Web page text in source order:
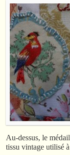
Au-dessus, le
tissu vintage utilisé